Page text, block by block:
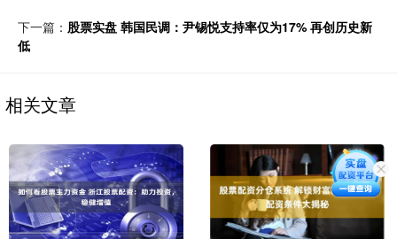
下一篇： 股票实盘 韩国民调：尹锡悦支持率仅为17% 再创历史新
低
相关文章